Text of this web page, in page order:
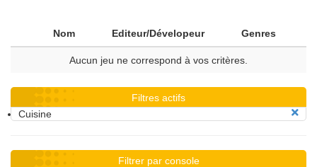
Nom Editeur/Dévelopeur Genres
Aucun jeu ne correspond à vos critères.
Filtres actifs
Cuisine
Filtrer par console